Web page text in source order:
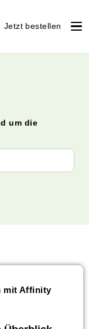
Jetzt bestellen
um die
mit Affinity